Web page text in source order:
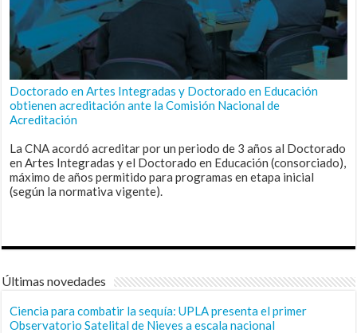
Doctorado en Artes Integradas y Doctorado en Educación
obtienen acreditación ante la Comisión Nacional de
Acreditación
La CNA acordó acreditar por un periodo de 3 años al Doctorado
en Artes Integradas y el Doctorado en Educación (consorciado),
máximo de años permitido para programas en etapa inicial
(según la normativa vigente).
Últimas novedades
Ciencia para combatir la sequía: UPLA presenta el primer
Observatorio Satelital de Nieves a escala nacional